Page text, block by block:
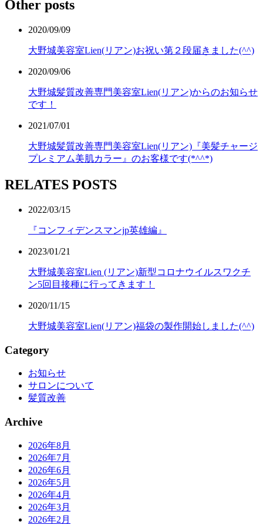
Other posts
2020/09/09
大野城美容室Lien(リアン)お祝い第２段届きました(^^)
2020/09/06
大野城髪質改善専門美容室Lien(リアン)からのお知らせ
です！
2021/07/01
大野城髪質改善専門美容室Lien(リアン)『美髪チャージ
プレミアム美肌カラー』のお客様です(*^^*)
RELATES POSTS
2022/03/15
『コンフィデンスマンjp英雄編』
2023/01/21
大野城美容室Lien (リアン)新型コロナウイルスワクチ
ン5回目接種に行ってきます！
2020/11/15
大野城美容室Lien(リアン)福袋の製作開始しました(^^)
Category
お知らせ
サロンについて
髪質改善
Archive
2026年8月
2026年7月
2026年6月
2026年5月
2026年4月
2026年3月
2026年2月